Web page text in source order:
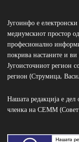
Југоинфо е
медиумскиот простор
професионално
покрива настаните и ви
Југоисточниот регион
регион (Струмица,
Нашата редакција е
членка на СЕММ (Совет